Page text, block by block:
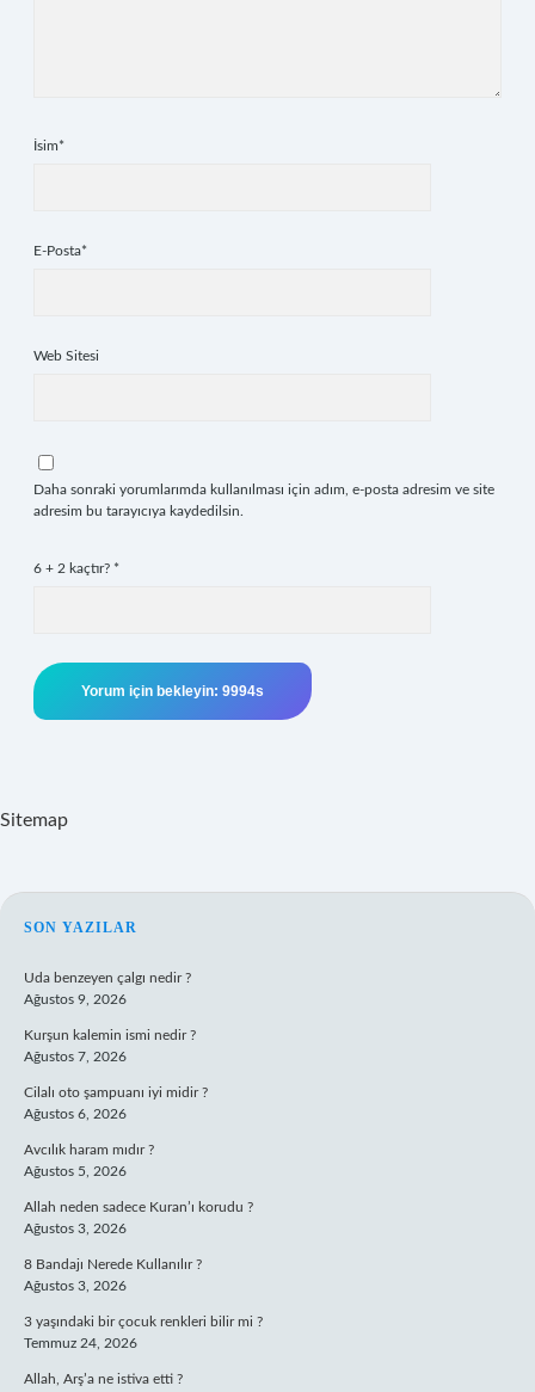
İsim*
E-Posta*
Web Sitesi
Daha sonraki yorumlarımda kullanılması için adım, e-posta adresim ve site
adresim bu tarayıcıya kaydedilsin.
6 + 2 kaçtır? *
Sitemap
SIDEBAR
SON YAZILAR
Uda benzeyen çalgı nedir ?
Ağustos 9, 2026
Kurşun kalemin ismi nedir ?
Ağustos 7, 2026
Cilalı oto şampuanı iyi midir ?
Ağustos 6, 2026
Avcılık haram mıdır ?
Ağustos 5, 2026
Allah neden sadece Kuran’ı korudu ?
Ağustos 3, 2026
8 Bandajı Nerede Kullanılır ?
Ağustos 3, 2026
3 yaşındaki bir çocuk renkleri bilir mi ?
Temmuz 24, 2026
Allah, Arş’a ne istiva etti ?